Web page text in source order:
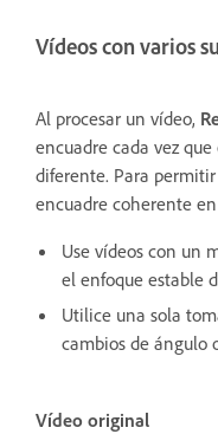
Vídeos con varios
Al procesar un vídeo,
encuadre cada vez
diferente. Para
encuadre coherente
Use vídeos con un
el enfoque estable
Utilice una sola
cambios de ángulo
Vídeo original